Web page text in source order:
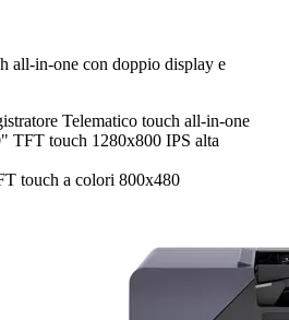
all-in-one con doppio display e
Telematico touch all-in-one
TFT touch 1280x800 IPS alta
touch a colori 800x480